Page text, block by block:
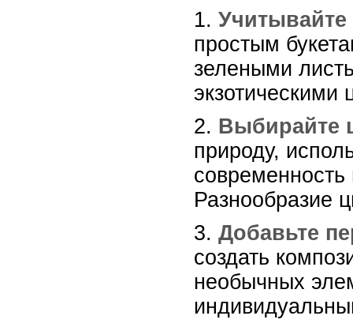
1.
простым
зелеными
2. Выбирайте
природу,
Разнообразие
3. Добавьте
создать
необычных